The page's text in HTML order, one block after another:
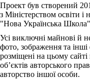
Проект був створений
з Міністерством освіти
"Нова Українська Школа"
Усі виключні майнові й
фото, зображення та
розміщені на цьому
об’єктів авторського
авторство іншої особи.